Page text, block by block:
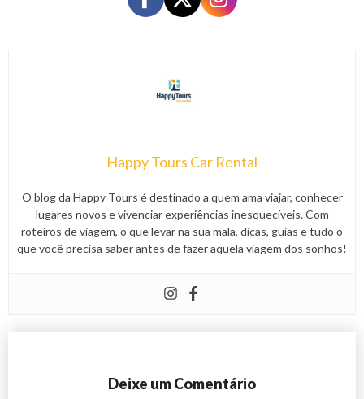
Happy Tours Car Rental
O blog da Happy Tours é destinado a quem ama viajar, conhecer
lugares novos e vivenciar experiências inesquecíveis. Com
roteiros de viagem, o que levar na sua mala, dicas, guias e tudo o
que você precisa saber antes de fazer aquela viagem dos sonhos!
Deixe um Comentário